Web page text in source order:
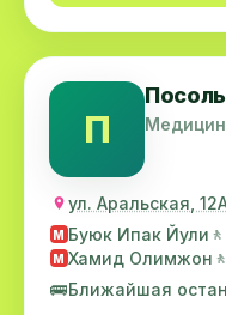
П
ул. Аральская,
M Буюк Ипак Йули
M Хамид Олимжон
🚌Ближайшая